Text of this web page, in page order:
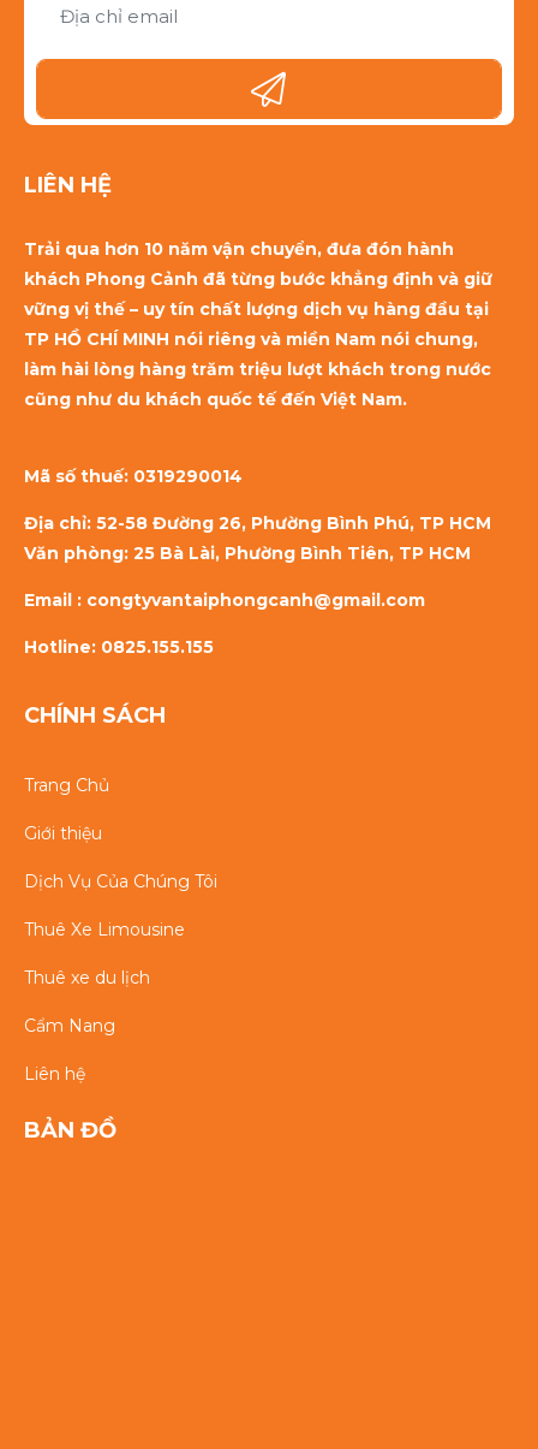
LIÊN HỆ
Trải qua hơn 10 năm vận chuyển, đưa đón hành
khách Phong Cảnh đã từng bước khẳng định và giữ
vững vị thế – uy tín chất lượng dịch vụ hàng đầu tại
TP HỒ CHÍ MINH nói riêng và miền Nam nói chung,
làm hài lòng hàng trăm triệu lượt khách trong nước
cũng như du khách quốc tế đến Việt Nam.
Mã số thuế: 0319290014
Địa chỉ: 52-58 Đường 26, Phường Bình Phú, TP HCM
Văn phòng: 25 Bà Lài, Phường Bình Tiên, TP HCM
Email : congtyvantaiphongcanh@gmail.com
Hotline: 0825.155.155
CHÍNH SÁCH
Trang Chủ
Giới thiệu
Dịch Vụ Của Chúng Tôi
Thuê Xe Limousine
Thuê xe du lịch
Cẩm Nang
Liên hệ
BẢN ĐỒ